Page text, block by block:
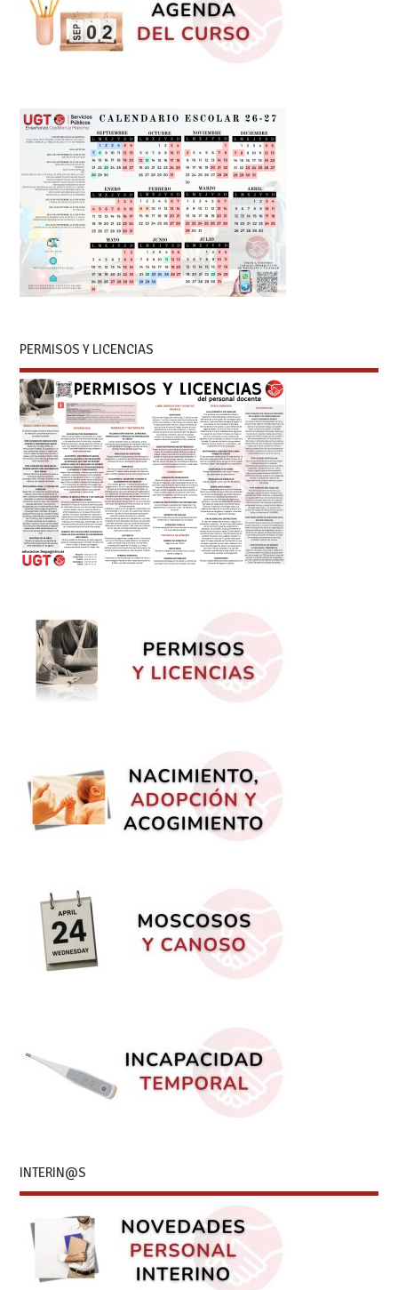
PERMISOS Y LICENCIAS
INTERIN@S